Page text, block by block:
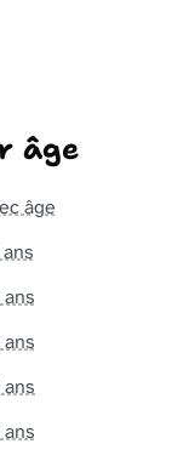
âge
âge